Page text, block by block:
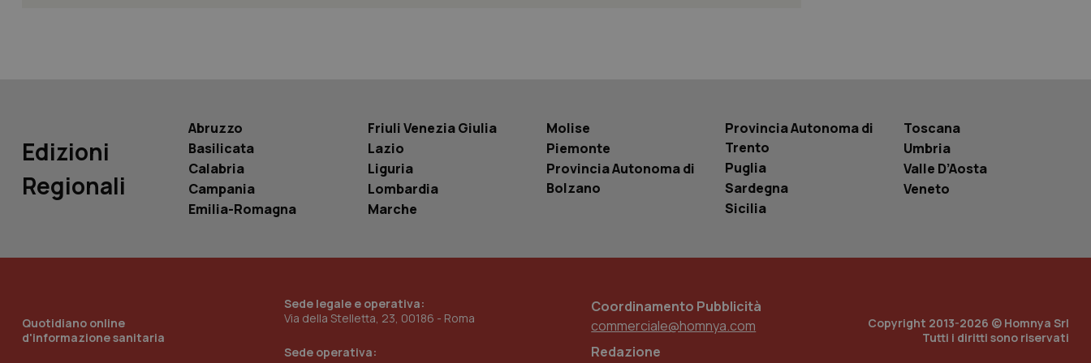
Edizioni
Regionali
Abruzzo
Basilicata
Calabria
Campania
Emilia-Romagna
Friuli Venezia Giulia
Lazio
Liguria
Lombardia
Marche
Molise
Piemonte
Provincia Autonoma di
Bolzano
Provincia Autonoma di
Trento
Puglia
Sardegna
Sicilia
Toscana
Umbria
Valle D’Aosta
Veneto
Quotidiano online
d'informazione sanitaria
Sede legale e operativa:
Via della Stelletta, 23, 00186 - Roma
Sede operativa:
Coordinamento Pubblicità
commerciale@homnya.com
Redazione
Copyright 2013-2026 © Homnya Srl
Tutti i diritti sono riservati